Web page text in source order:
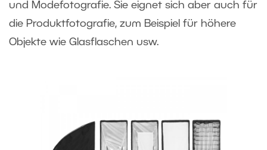
und Modefotografie. Sie eignet sich aber auch für
die Produktfotografie, zum Beispiel für höhere
Objekte wie Glasflaschen usw.